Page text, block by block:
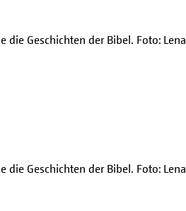
die Geschichten der Bibel. Foto: Lena
die Geschichten der Bibel. Foto: Lena